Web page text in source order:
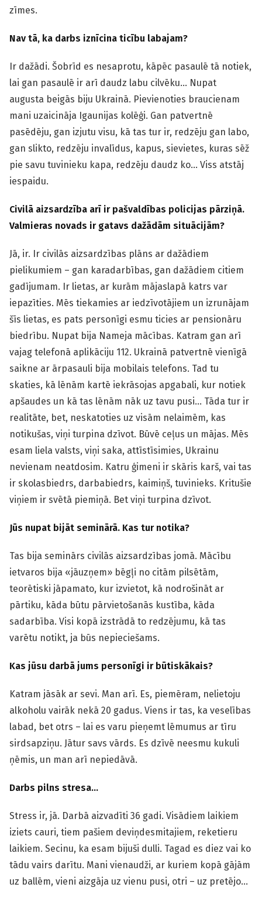
zīmes.
Nav tā, ka darbs iznīcina ticību labajam?
Ir dažādi. Šobrīd es nesaprotu, kāpēc pasaulē tā notiek,
lai gan pasaulē ir arī daudz labu cilvēku… Nupat
augusta beigās biju Ukrainā. Pievienoties braucienam
mani uzaicināja Igaunijas kolēģi. Gan patvertnē
pasēdēju, gan izjutu visu, kā tas tur ir, redzēju gan labo,
gan slikto, redzēju invalīdus, kapus, sievietes, kuras sēž
pie savu tuvinieku kapa, redzēju daudz ko… Viss atstāj
iespaidu.
Civilā aizsardzība arī ir pašvaldības policijas pārziņā.
Valmieras novads ir gatavs dažādām situācijām?
Jā, ir. Ir civilās aizsardzības plāns ar dažādiem
pielikumiem – gan karadarbības, gan dažādiem citiem
gadījumam. Ir lietas, ar kurām mājaslapā katrs var
iepazīties. Mēs tiekamies ar iedzīvotājiem un izrunājam
šīs lietas, es pats personīgi esmu ticies ar pensionāru
biedrību. Nupat bija Nameja mācības. Katram gan arī
vajag telefonā aplikāciju 112. Ukrainā patvertnē vienīgā
saikne ar ārpasauli bija mobilais telefons. Tad tu
skaties, kā lēnām kartē iekrāsojas apgabali, kur notiek
apšaudes un kā tas lēnām nāk uz tavu pusi… Tāda tur ir
realitāte, bet, neskatoties uz visām nelaimēm, kas
notikušas, viņi turpina dzīvot. Būvē ceļus un mājas. Mēs
esam liela valsts, viņi saka, attīstīsimies, Ukrainu
nevienam neatdosim. Katru ģimeni ir skāris karš, vai tas
ir skolasbiedrs, darbabiedrs, kaimiņš, tuvinieks. Kritušie
viņiem ir svētā piemiņā. Bet viņi turpina dzīvot.
Jūs nupat bijāt seminārā. Kas tur notika?
Tas bija seminārs civilās aizsardzības jomā. Mācību
ietvaros bija «jāuzņem» bēgļi no citām pilsētām,
teorētiski jāpamato, kur izvietot, kā nodrošināt ar
pārtiku, kāda būtu pārvietošanās kustība, kāda
sadarbība. Visi kopā izstrādā to redzējumu, kā tas
varētu notikt, ja būs nepieciešams.
Kas jūsu darbā jums personīgi ir būtiskākais?
Katram jāsāk ar sevi. Man arī. Es, piemēram, nelietoju
alkoholu vairāk nekā 20 gadus. Viens ir tas, ka veselības
labad, bet otrs – lai es varu pieņemt lēmumus ar tīru
sirdsapziņu. Jātur savs vārds. Es dzīvē neesmu kukuli
ņēmis, un man arī nepiedāvā.
Darbs pilns stresa…
Stress ir, jā. Darbā aizvadīti 36 gadi. Visādiem laikiem
iziets cauri, tiem pašiem deviņdesmitajiem, reketieru
laikiem. Secinu, ka esam bijuši dulli. Tagad es diez vai ko
tādu vairs darītu. Mani vienaudži, ar kuriem kopā gājām
uz ballēm, vieni aizgāja uz vienu pusi, otri – uz pretējo…